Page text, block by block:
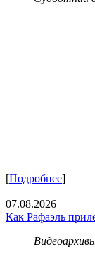
[Подробнее]
07.08.2026
Как Рафаэль